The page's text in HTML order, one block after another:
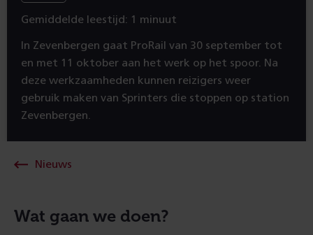
Gemiddelde leestijd: 1 minuut
In Zevenbergen gaat ProRail van 30 september tot
en met 11 oktober aan het werk op het spoor. Na
deze werkzaamheden kunnen reizigers weer
gebruik maken van Sprinters die stoppen op station
Zevenbergen.
Nieuws
Wat gaan we doen?